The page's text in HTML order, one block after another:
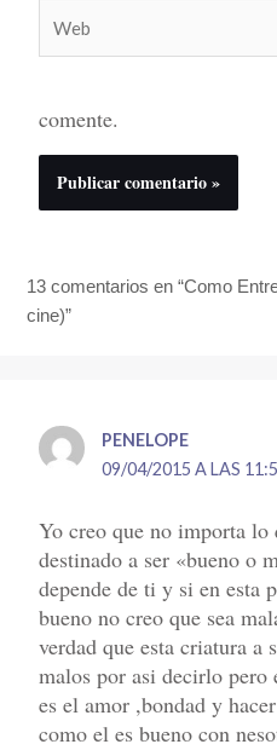
comente.
13 comentarios en “Como
cine)”
PENELOPE
09/04/2015 A LAS
Yo creo que no importa lo
destinado a ser «bueno o
depende de ti y si en esta
bueno no creo que sea
verdad que esta criatura a
malos por asi decirlo pero
es el amor ,bondad y
como el es bueno con